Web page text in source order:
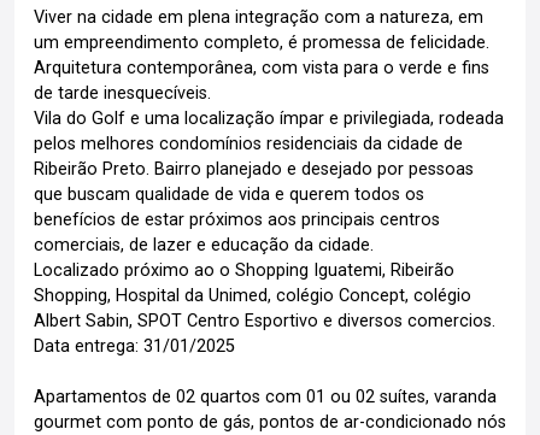
Viver na cidade em plena integração com a natureza, em
um empreendimento completo, é promessa de felicidade.
Arquitetura contemporânea, com vista para o verde e fins
de tarde inesquecíveis.
Vila do Golf e uma localização ímpar e privilegiada, rodeada
pelos melhores condomínios residenciais da cidade de
Ribeirão Preto. Bairro planejado e desejado por pessoas
que buscam qualidade de vida e querem todos os
benefícios de estar próximos aos principais centros
comerciais, de lazer e educação da cidade.
Localizado próximo ao o Shopping Iguatemi, Ribeirão
Shopping, Hospital da Unimed, colégio Concept, colégio
Albert Sabin, SPOT Centro Esportivo e diversos comercios.
Data entrega: 31/01/2025
Apartamentos de 02 quartos com 01 ou 02 suítes, varanda
gourmet com ponto de gás, pontos de ar-condicionado nós